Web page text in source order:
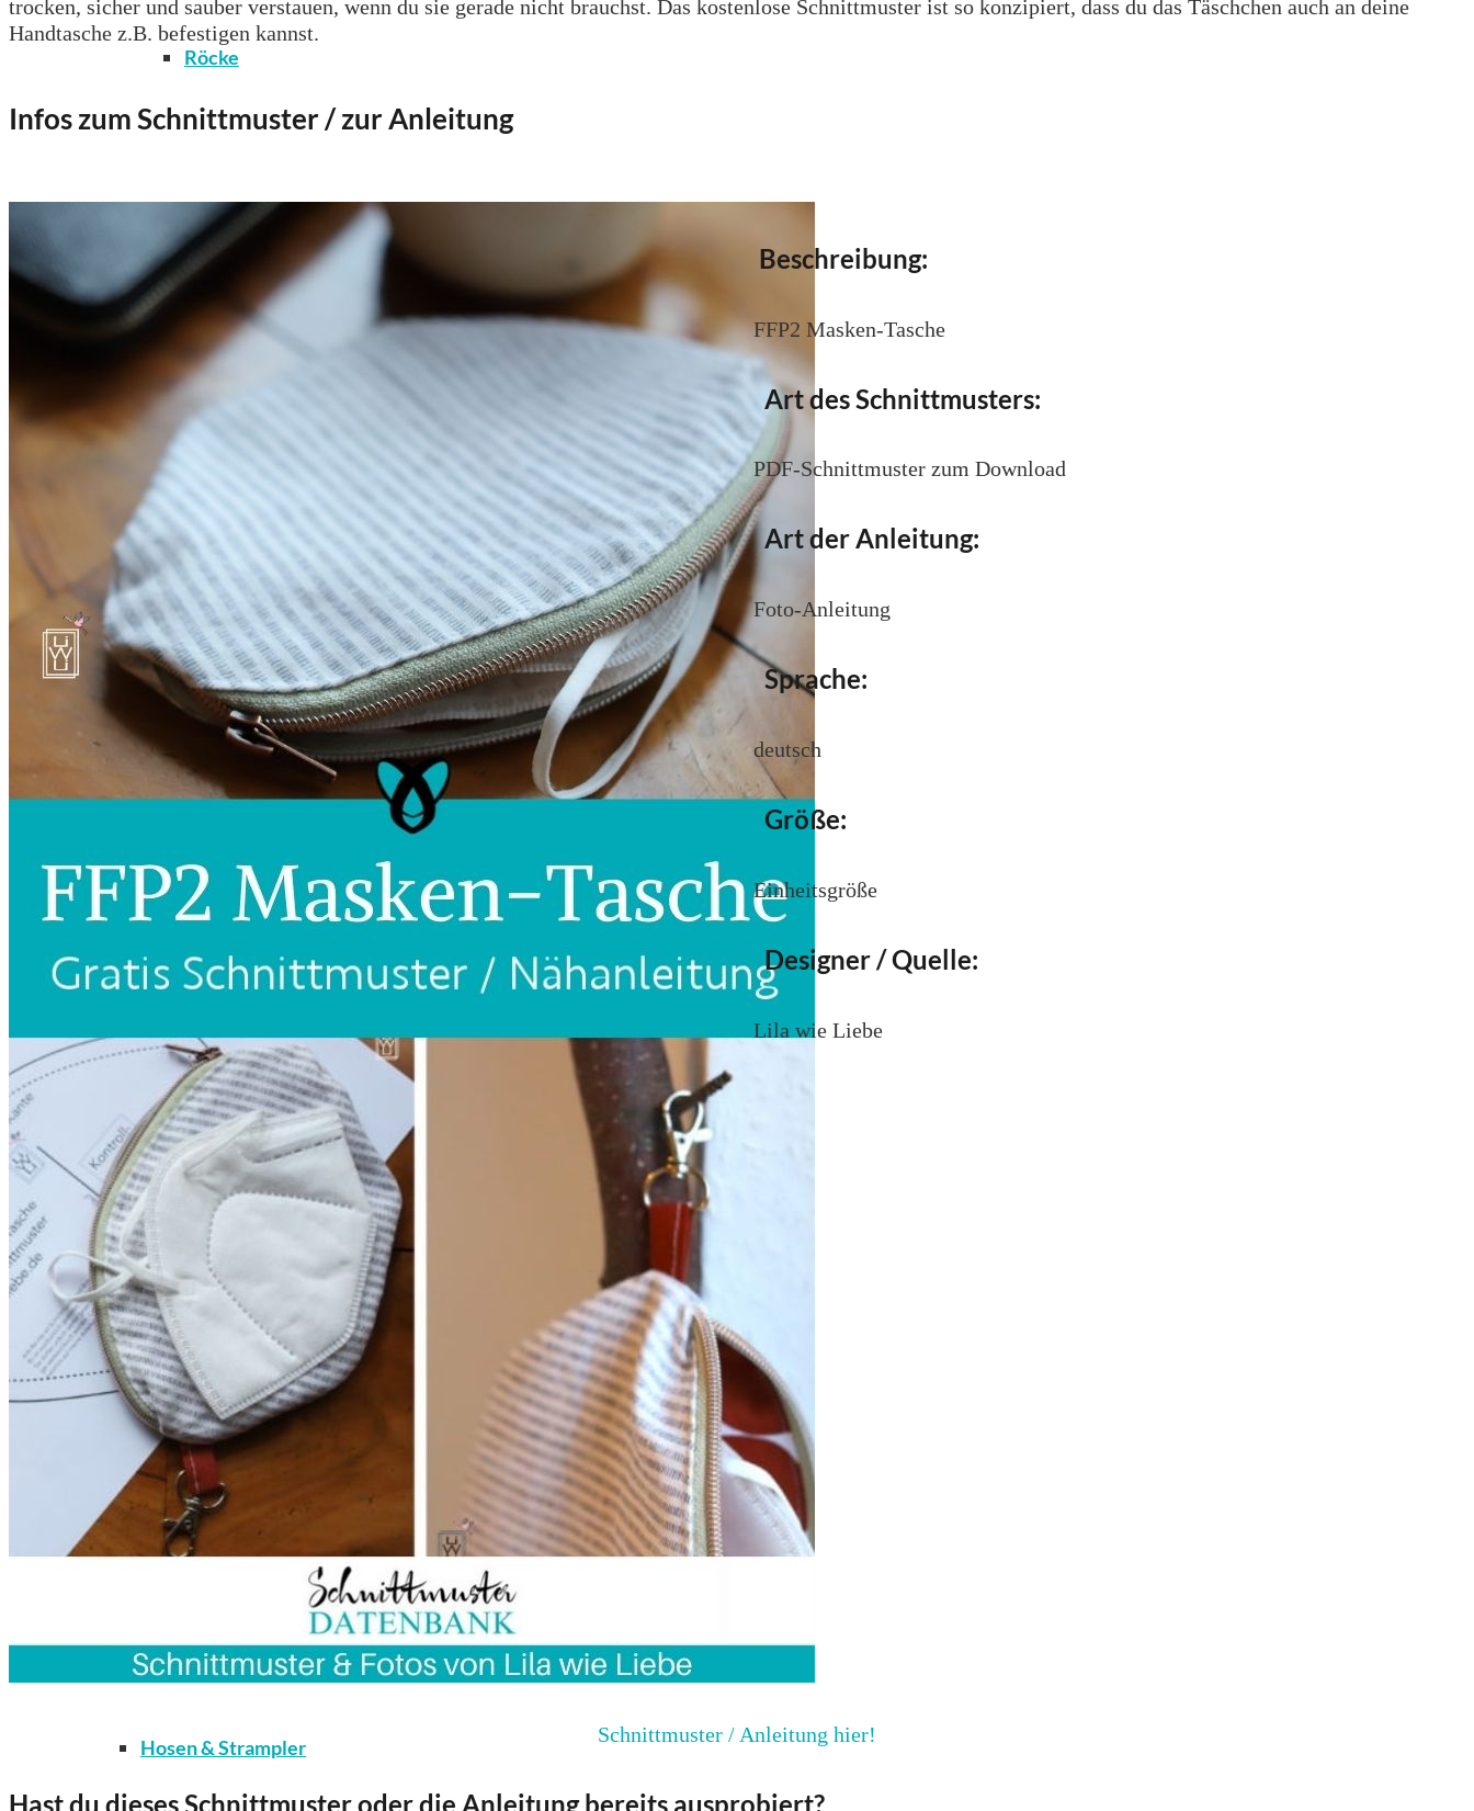
Röcke
T-Shirts & Tops
Unterwäsche & Weiteres
Kleidung nach Größen
Männer
Kleidung
Kinder
Accessoires
Kleidung
Bodys / Unterwäsche / Weiteres
Hosen & Strampler
trocken, sicher und sauber verstauen, wenn du sie gerade nicht brauchst. Das kostenlose Schnittmuster ist so konzipiert, dass du das Täschchen auch an deine
Handtasche z.B. befestigen kannst.
Infos zum Schnittmuster / zur Anleitung
Beschreibung:
FFP2 Masken-Tasche
Art des Schnittmusters:
PDF-Schnittmuster zum Download
Art der Anleitung:
Foto-Anleitung
Sprache:
deutsch
Größe:
Einheitsgröße
Designer / Quelle:
Lila wie Liebe
Schnittmuster / Anleitung hier!
Hast du dieses Schnittmuster oder die Anleitung bereits ausprobiert?